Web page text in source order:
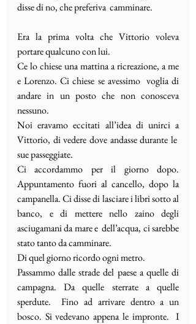
disse di no, che preferiva  camminare.
Era la prima volta che Vittorio voleva
portare qualcuno con lui.
Ce lo chiese una mattina a ricreazione, a me
e Lorenzo. Ci chiese se avessimo  voglia di
andare in un posto che non conosceva
nessuno.
Noi eravamo eccitati all’idea di unirci a
Vittorio, di vedere dove andasse durante le
sue passeggiate.
Ci accordammo per il giorno dopo.
Appuntamento fuori al cancello, dopo la
campanella. Ci disse di lasciare i libri sotto al
banco, e di mettere nello zaino degli
asciugamani da mare e  dell’acqua, ci sarebbe
stato tanto da camminare.
Di quel giorno ricordo ogni metro.
Passammo dalle strade del paese a quelle di
campagna. Da quelle sterrate a quelle
sperdute.  Fino ad arrivare dentro a un
bosco. Si vedevano appena le impronte.  I